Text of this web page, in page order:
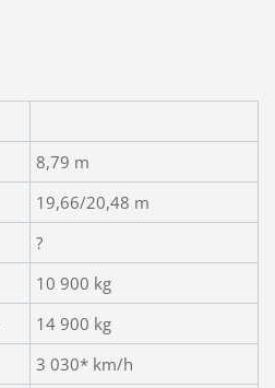
8,79 m
19,66/20,48 m
?
10 900 kg
14 900 kg
3 030* km/h